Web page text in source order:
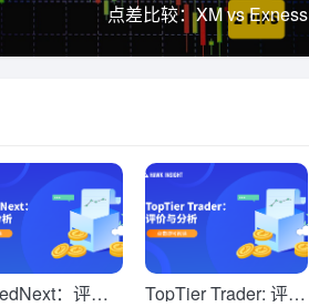
点差比较：XM vs Exness
：评价
TopTier Trader: 评价